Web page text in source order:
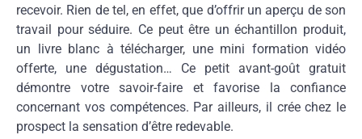
recevoir. Rien de tel, en effet, que d’offrir un aperçu de son
travail pour séduire. Ce peut être un échantillon produit,
un livre blanc à télécharger, une mini formation vidéo
offerte, une dégustation… Ce petit avant-goût gratuit
démontre votre savoir-faire et favorise la confiance
concernant vos compétences. Par ailleurs, il crée chez le
prospect la sensation d’être redevable.